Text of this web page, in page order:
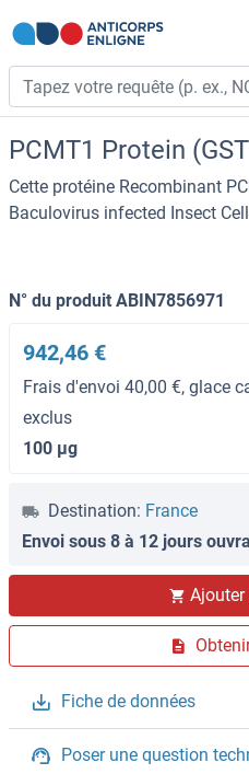
PCMT1 Protein
Cette protéine Recombinant
Baculovirus infected Insect
N° du produit ABIN7856971
942,46 €
Frais d'envoi 40,00 €, glace
exclus
100 μg
Destination: France
Envoi sous 8 à 12 jours
Ajouter
Fiche de données
Poser une question